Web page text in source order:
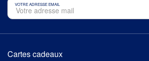
VOTRE ADRESSE EMAIL
Cartes cadeaux